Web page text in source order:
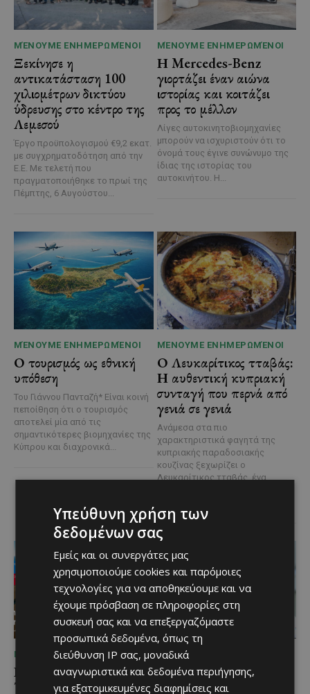
ΜΈΝΟΥΜΕ ΕΝΗΜΕΡΩΜΈΝΟΙ
Ξεκίνησε η
αντικατάσταση 100
χιλιομέτρων δικτύου
ύδρευσης στο κέντρο της
Λεμεσού
Έργο προϋπολογισμού €9,2 εκατ.
με συγχρηματοδότηση από την
Ε.Ε. Με τελετή που
πραγματοποιήθηκε το πρωί της
Πέμπτης, 6 Αυγούστου...
ΜΈΝΟΥΜΕ ΕΝΗΜΕΡΩΜΈΝΟΙ
Η Mercedes-Benz
γιορτάζει έναν αιώνα
ιστορίας και κοιτάζει
προς το μέλλον
Λίγες αυτοκινητοβιομηχανίες
μπορούν να ισχυριστούν ότι το
όνομά τους έγινε συνώνυμο της
ίδιας της ιστορίας του
αυτοκινήτου. Η...
ΜΈΝΟΥΜΕ ΕΝΗΜΕΡΩΜΈΝΟΙ
Ο τουρισμός ως εθνική
υπόθεση
Του Γιάννου Πανταζή* Είναι κοινή
πεποίθηση ότι ο τουρισμός
αποτελεί μία από τις
σημαντικότερες βιομηχανίες της
Κύπρου και διαχρονικά...
ΜΈΝΟΥΜΕ ΕΝΗΜΕΡΩΜΈΝΟΙ
Ο Λευκαρίτικος τταβάς:
Η αυθεντική κυπριακή
συνταγή που περνά από
γενιά σε γενιά
Ανάμεσα στα πιο
χαρακτηριστικά φαγητά της
κυπριακής παραδοσιακής
κουζίνας ξεχωρίζει ο
Λευκαρίτικος τταβάς, ένα
ΜΈΝΟΥΜΕ ΕΝΗΜΕΡΩΜΈΝΟΙ
Εμβληματική
Τουριστική Έκταση στην
ΜΈΝΟΥΜΕ ΕΝΗΜΕΡΩΜΈΝΟΙ
Επένδυση €31 εκατ. για
εκσυγχρονισμό των
Υπεύθυνη χρήση των
δεδομένων σας
Εμείς και οι συνεργάτες μας
χρησιμοποιούμε cookies και παρόμοιες
τεχνολογίες για να αποθηκεύουμε και να
έχουμε πρόσβαση σε πληροφορίες στη
συσκευή σας και να επεξεργαζόμαστε
προσωπικά δεδομένα, όπως τη
διεύθυνση IP σας, μοναδικά
αναγνωριστικά και δεδομένα περιήγησης,
για εξατομικευμένες διαφημίσεις και